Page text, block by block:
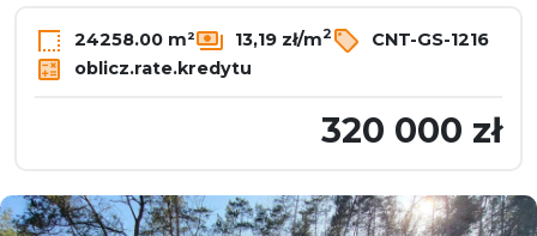
24258.00 m² 13,19 zł/m2
CNT-GS-1216
oblicz.rate.kredytu
320 000 zł